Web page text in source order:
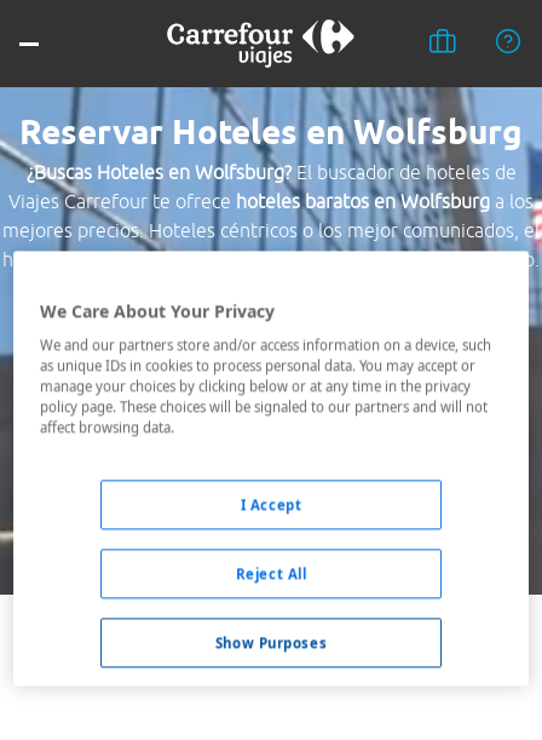
Reservar Hoteles en Wolfsburg
¿Buscas Hoteles en Wolfsburg?El buscador de hoteles de
Viajes Carrefour te ofrece hoteles baratos en Wolfsburg a los
mejores precios. Hoteles céntricos o los mejor comunicados, el
hotel que busques nosotros te lo encontramos al mejor precio.
Destino *
Fechas *
08/08/2026 - 09/08/2026
Buscar
VER TODOS LOS HOTELES BARATOS EN WOLFSBURG
We Care About Your Privacy
We and our partners store and/or access information on a device, such
as unique IDs in cookies to process personal data. You may accept or
manage your choices by clicking below or at any time in the privacy
policy page. These choices will be signaled to our partners and will not
affect browsing data.
Show Purposes
Reject All
I Accept